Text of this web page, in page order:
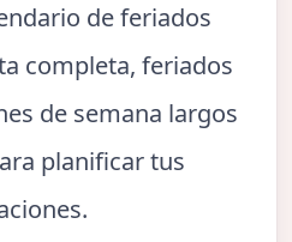
de feriados
completa, feriados
de semana largos
planificar tus